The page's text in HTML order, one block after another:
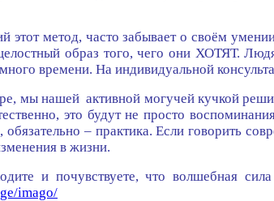
этот метод, часто забывает о своём
образ того, чего они ХОТЯТ.
времени. На индивидуальной
мы нашей активной могучей кучкой
это будут не просто
– практика. Если говорить
в жизни.
и почувствуете, что
imago/